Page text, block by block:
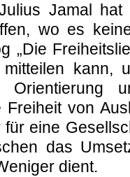
Jamal
wo es
„Die
kann,
Orientierung
Freiheit von
eine
das
dient.